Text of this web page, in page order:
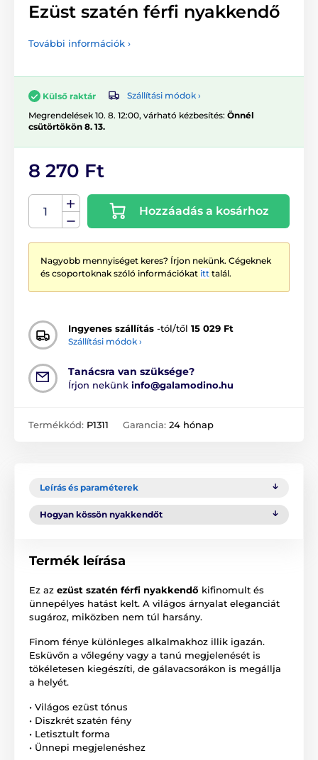
Ezüst szatén férfi nyakkendő
További információk ›
Külső raktár
Szállítási módok ›
Megrendelések 10. 8. 12:00, várható kézbesítés: Önnél
csütörtökön 8. 13.
8 270 Ft
Hozzáadás a kosárhoz
Nagyobb mennyiséget keres? Írjon nekünk. Cégeknek
és csoportoknak szóló információkat itt talál.
Ingyenes szállítás -tól/től 15 029 Ft
Szállítási módok ›
Tanácsra van szüksége?
Írjon nekünk info@galamodino.hu
Termékkód: P1311 Garancia: 24 hónap
Leírás és paraméterek
Hogyan kössön nyakkendőt
Termék leírása
Ez az ezüst szatén férfi nyakkendő kifinomult és
ünnepélyes hatást kelt. A világos árnyalat eleganciát
sugároz, miközben nem túl harsány.
Finom fénye különleges alkalmakhoz illik igazán.
Esküvőn a vőlegény vagy a tanú megjelenését is
tökéletesen kiegészíti, de gálavacsorákon is megállja
a helyét.
• Világos ezüst tónus
• Diszkrét szatén fény
• Letisztult forma
• Ünnepi megjelenéshez